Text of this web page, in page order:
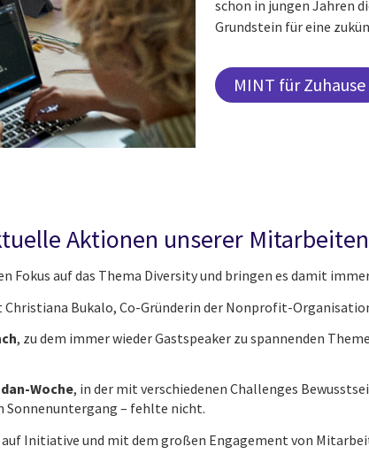
schon in jungen Jahren
Grundstein für eine
MINT für Zuhause
Aktionen unserer
Fokus auf das Thema Diversity und bringen es damit
Christiana Bukalo, Co-Gründerin der Nonprofit-
, zu dem immer wieder Gastspeaker zu spannenden
Woche, in der mit verschiedenen Challenges
Sonnenuntergang – fehlte nicht.
Initiative und mit dem großen Engagement von